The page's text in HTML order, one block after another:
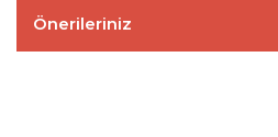
Önerileriniz